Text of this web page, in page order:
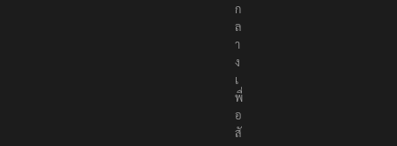
ก
ล
า
ง
เ
พื่
อ
สั